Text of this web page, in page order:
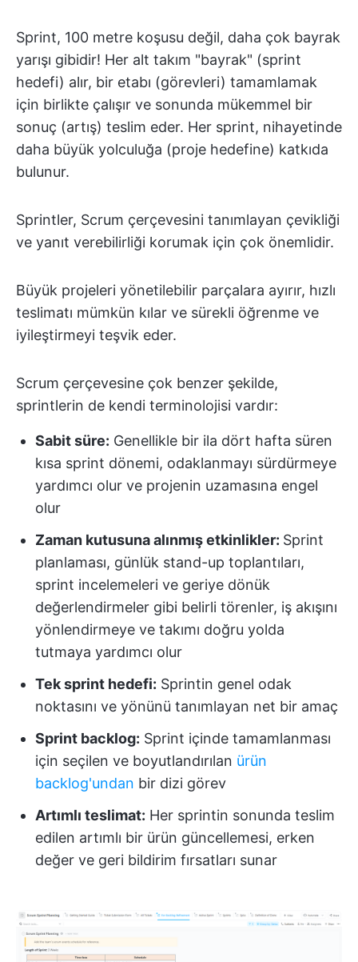
Sprint, 100 metre koşusu değil, daha çok bayrak
yarışı gibidir! Her alt takım "bayrak" (sprint
hedefi) alır, bir etabı (görevleri) tamamlamak
için birlikte çalışır ve sonunda mükemmel bir
sonuç (artış) teslim eder. Her sprint, nihayetinde
daha büyük yolculuğa (proje hedefine) katkıda
bulunur.
Sprintler, Scrum çerçevesini tanımlayan çevikliği
ve yanıt verebilirliği korumak için çok önemlidir.
Büyük projeleri yönetilebilir parçalara ayırır, hızlı
teslimatı mümkün kılar ve sürekli öğrenme ve
iyileştirmeyi teşvik eder.
Scrum çerçevesine çok benzer şekilde,
sprintlerin de kendi terminolojisi vardır:
Sabit süre: Genellikle bir ila dört hafta süren
kısa sprint dönemi, odaklanmayı sürdürmeye
yardımcı olur ve projenin uzamasına engel
olur
Zaman kutusuna alınmış etkinlikler: Sprint
planlaması, günlük stand-up toplantıları,
sprint incelemeleri ve geriye dönük
değerlendirmeler gibi belirli törenler, iş akışını
yönlendirmeye ve takımı doğru yolda
tutmaya yardımcı olur
Tek sprint hedefi: Sprintin genel odak
noktasını ve yönünü tanımlayan net bir amaç
Sprint backlog: Sprint içinde tamamlanması
için seçilen ve boyutlandırılan ürün
backlog'undan bir dizi görev
Artımlı teslimat: Her sprintin sonunda teslim
edilen artımlı bir ürün güncellemesi, erken
değer ve geri bildirim fırsatları sunar